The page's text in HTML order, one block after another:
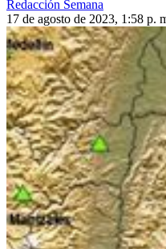
Redacción Semana
17 de agosto de 2023, 1:58 p.